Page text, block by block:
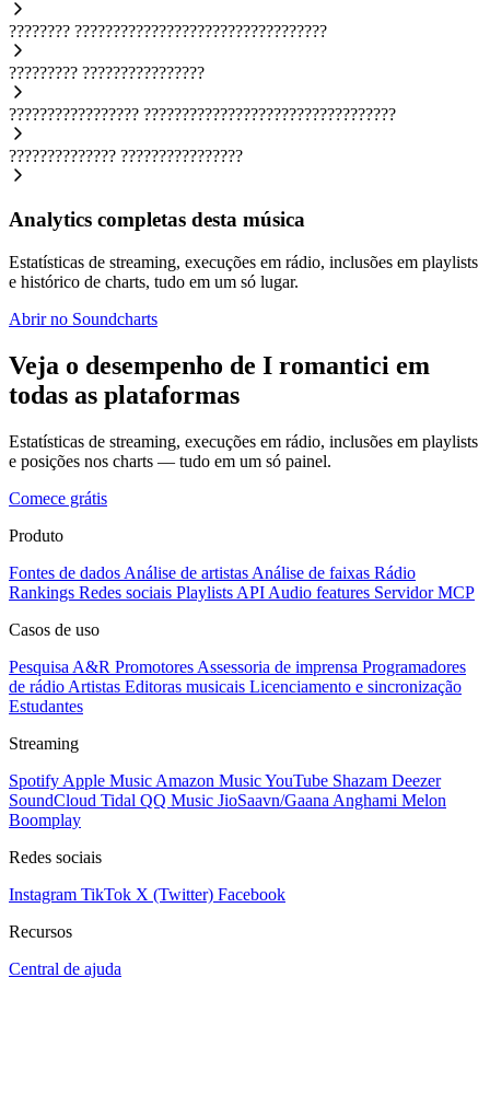
???????? ?????????????????????????????????
????????? ????????????????
????????????????? ?????????????????????????????????
?????????????? ????????????????
Analytics completas desta música
Estatísticas de streaming, execuções em rádio, inclusões em playlists
e histórico de charts, tudo em um só lugar.
Abrir no Soundcharts
Veja o desempenho de I romantici em
todas as plataformas
Estatísticas de streaming, execuções em rádio, inclusões em playlists
e posições nos charts — tudo em um só painel.
Comece grátis
Produto
Fontes de dados Análise de artistas Análise de faixas Rádio
Rankings Redes sociais Playlists API Audio features Servidor MCP
Casos de uso
Pesquisa A&R Promotores Assessoria de imprensa Programadores
de rádio Artistas Editoras musicais Licenciamento e sincronização
Estudantes
Streaming
Spotify Apple Music Amazon MusicYouTube Shazam Deezer
SoundCloud Tidal QQ Music JioSaavn/Gaana Anghami Melon
Boomplay
Redes sociais
Instagram TikTok X (Twitter) Facebook
Recursos
Central de ajuda